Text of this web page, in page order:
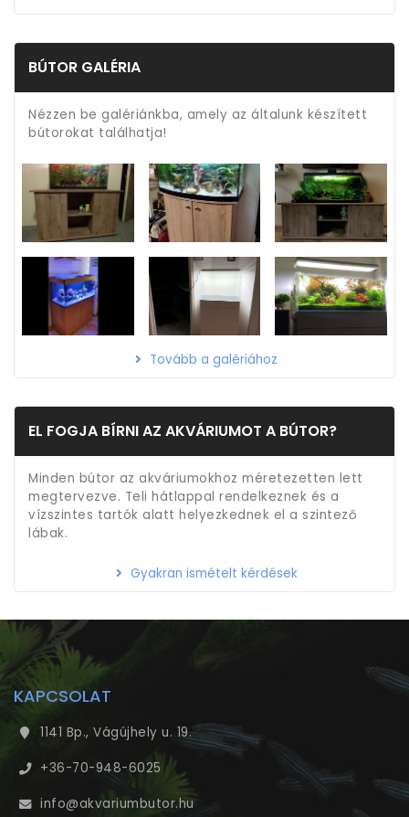
BÚTOR GALÉRIA
Nézzen be galériánkba, amely az általunk készített
bútorokat találhatja!
Tovább a galériához
EL FOGJA BÍRNI AZ AKVÁRIUMOT A BÚTOR?
Minden bútor az akváriumokhoz méretezetten lett
megtervezve. Teli hátlappal rendelkeznek és a
vízszintes tartók alatt helyezkednek el a szintező
lábak.
Gyakran ismételt kérdések
KAPCSOLAT
1141 Bp., Vágújhely u. 19.
+36-70-948-6025
info@akvariumbutor.hu